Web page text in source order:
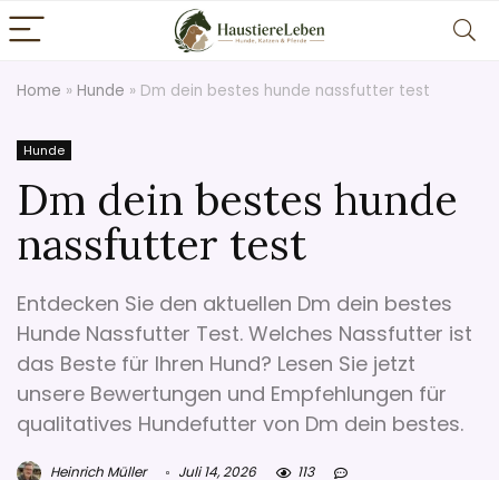
Home » Hunde » Dm dein bestes hunde nassfutter test
Hunde
Dm dein bestes hunde
nassfutter test
Entdecken Sie den aktuellen Dm dein bestes
Hunde Nassfutter Test. Welches Nassfutter ist
das Beste für Ihren Hund? Lesen Sie jetzt
unsere Bewertungen und Empfehlungen für
qualitatives Hundefutter von Dm dein bestes.
Heinrich Müller Juli 14, 2026 113